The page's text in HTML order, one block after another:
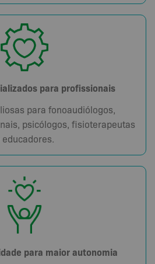
para profissionais
para fonoaudiólogos,
psicólogos, fisioterapeutas
educadores.
para maior autonomia